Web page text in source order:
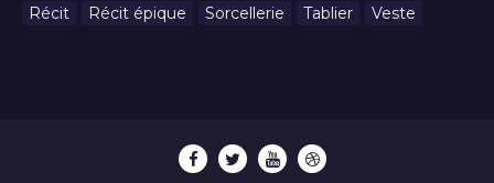
Récit
Récit épique Sorcellerie Tablier Veste